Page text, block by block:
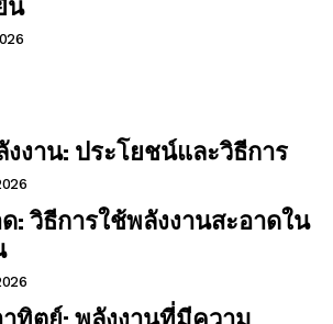
น
งาน: ประโยชน์และวิธีการ
: วิธีการใช้พลังงานสะอาดใน